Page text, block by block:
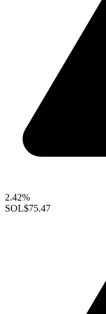
2.42%
SOL$75.47